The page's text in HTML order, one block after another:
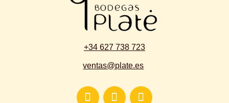
+34 627 738 723
ventas@plate.es